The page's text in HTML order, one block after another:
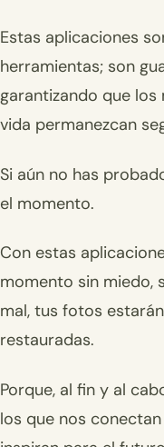
Estas aplicaciones
herramientas; son
garantizando que
vida permanezcan
Si aún no has
el momento.
Con estas
momento sin miedo,
mal, tus fotos
restauradas.
Porque, al fin y al
los que nos